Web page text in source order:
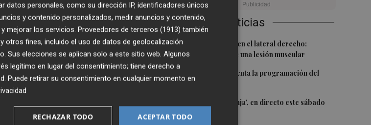
Últimas Noticias
1
Más problemas en el lateral derecho:
Monferrer sufre una lesión muscular
2 El Valencia presenta la programación del
Trofeu Taronja
3 El 'Trofeu Taronja', en directo este sábado
por À Punt
a nuestro equipo y el club quiere
citas", señala la entidad en el
familiares y amigos, así como también
disputados en El Clariano y El Collao.
desplazamientos del equipo podrá retirar
datos personales, como su dirección IP, identificadores únicos
y contenido personalizados, medir anuncios y contenido,
mejorar los servicios. Proveedores de terceros (1913) también
otros fines, incluido el uso de datos de geolocalización
Sus elecciones se aplican solo a este sitio web. Algunos
legítimo en lugar del consentimiento; tiene derecho a
. Puede retirar su consentimiento en cualquier momento en
ACEPTAR TODO
RECHAZAR TODO